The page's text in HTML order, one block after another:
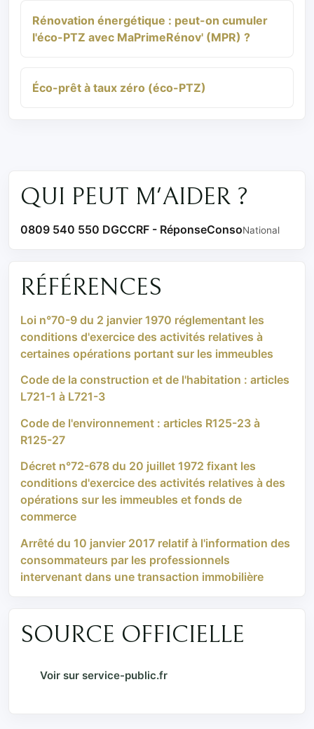
Rénovation énergétique : peut-on cumuler
l'éco-PTZ avec MaPrimeRénov' (MPR) ?
Éco-prêt à taux zéro (éco-PTZ)
QUI PEUT M'AIDER ?
0809 540 550 DGCCRF - RéponseConsoNational
RÉFÉRENCES
Loi n°70-9 du 2 janvier 1970 réglementant les
conditions d'exercice des activités relatives à
certaines opérations portant sur les immeubles
Code de la construction et de l'habitation : articles
L721-1 à L721-3
Code de l'environnement : articles R125-23 à
R125-27
Décret n°72-678 du 20 juillet 1972 fixant les
conditions d'exercice des activités relatives à des
opérations sur les immeubles et fonds de
commerce
Arrêté du 10 janvier 2017 relatif à l'information des
consommateurs par les professionnels
intervenant dans une transaction immobilière
SOURCE OFFICIELLE
Voir sur service-public.fr